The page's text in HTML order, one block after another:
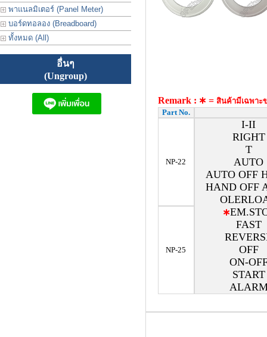
พาแนลมิเตอร์ (Panel Meter)
บอร์ดทอลอง (Breadboard)
ทั้งหมด (All)
อื่นๆ
(Ungroup)
Remark : ∗ = สินค้ามีเฉพาะ
Part No.
NP-22
I-II
RIGHT
T
AUTO
AUTO OFF
HAND OFF
∗
FAST
OFF
ON-
START
NP-25